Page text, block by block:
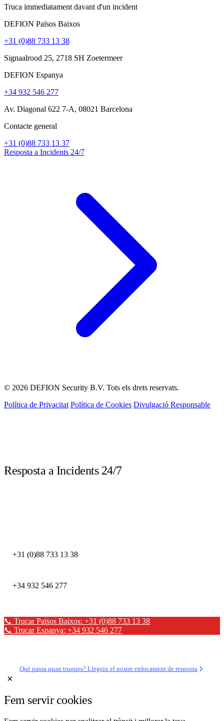
Truca immediatament davant d'un incident
DEFION Països Baixos
+31 (0)88 733 13 38
Signaalrood 25, 2718 SH Zoetermeer
DEFION Espanya
+34 932 546 277
Av. Diagonal 622 7-A, 08021 Barcelona
Contacte general
+31 (0)88 733 13 37
Resposta a Incidents 24/7
© 2026 DEFION Security B.V. Tots els drets reservats.
Política de Privacitat Política de Cookies Divulgació Responsable
Resposta a Incidents 24/7
+31 (0)88 733 13 38
+34 932 546 277
📞 Trucar Països Baixos: +31 (0)88 733 13 38
📞 Trucar Espanya: +34 932 546 277
Què passa quan truques? Llegeix el nostre enfocament de resposta
×
Fem servir cookies